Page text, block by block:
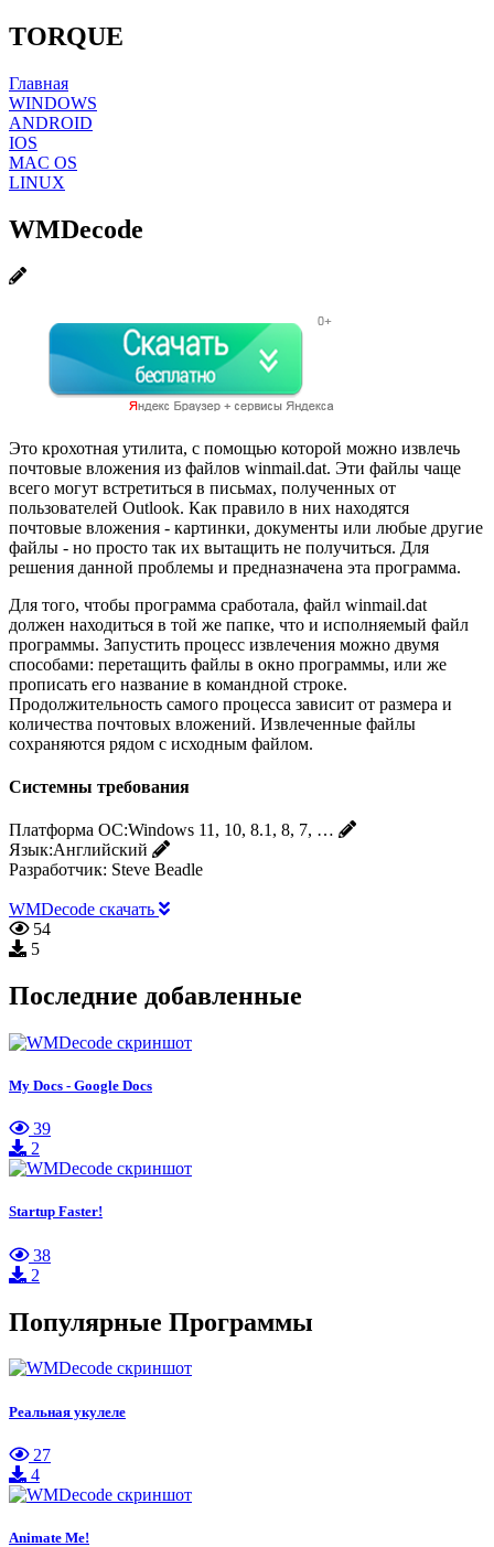
TORQUE
Главная
WINDOWS
ANDROID
IOS
MAC OS
LINUX
WMDecode
Это крохотная утилита, с помощью которой можно извлечь
почтовые вложения из файлов winmail.dat. Эти файлы чаще
всего могут встретиться в письмах, полученных от
пользователей Outlook. Как правило в них находятся
почтовые вложения - картинки, документы или любые другие
файлы - но просто так их вытащить не получиться. Для
решения данной проблемы и предназначена эта программа.
Для того, чтобы программа сработала, файл winmail.dat
должен находиться в той же папке, что и исполняемый файл
программы. Запустить процесс извлечения можно двумя
способами: перетащить файлы в окно программы, или же
прописать его название в командной строке.
Продолжительность самого процесса зависит от размера и
количества почтовых вложений. Извлеченные файлы
сохраняются рядом с исходным файлом.
Системны требования
Платформа ОС:Windows 11, 10, 8.1, 8, 7, …
Язык:Английский
Разработчик: Steve Beadle
WMDecode скачать
54
5
Последние добавленные
My Docs - Google Docs
39
2
Startup Faster!
38
2
Популярные Программы
Реальная укулеле
27
4
Animate Me!